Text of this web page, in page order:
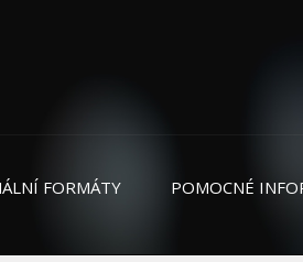
FORMÁTY POMOCNÉ